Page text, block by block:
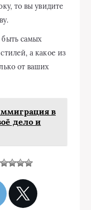
то вы увидите
быть самых
а какое из
от ваших
в
дело и